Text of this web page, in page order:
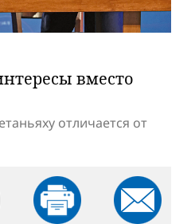
вместо
отличается от